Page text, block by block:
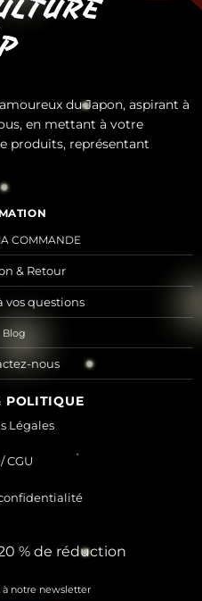
du Japon, aspirant à
en mettant à votre
produits, représentant
COMMANDE
& Retour
vos questions
Blog
nous
POLITIQUE
Légales
CGU
% de réduction
à notre newsletter